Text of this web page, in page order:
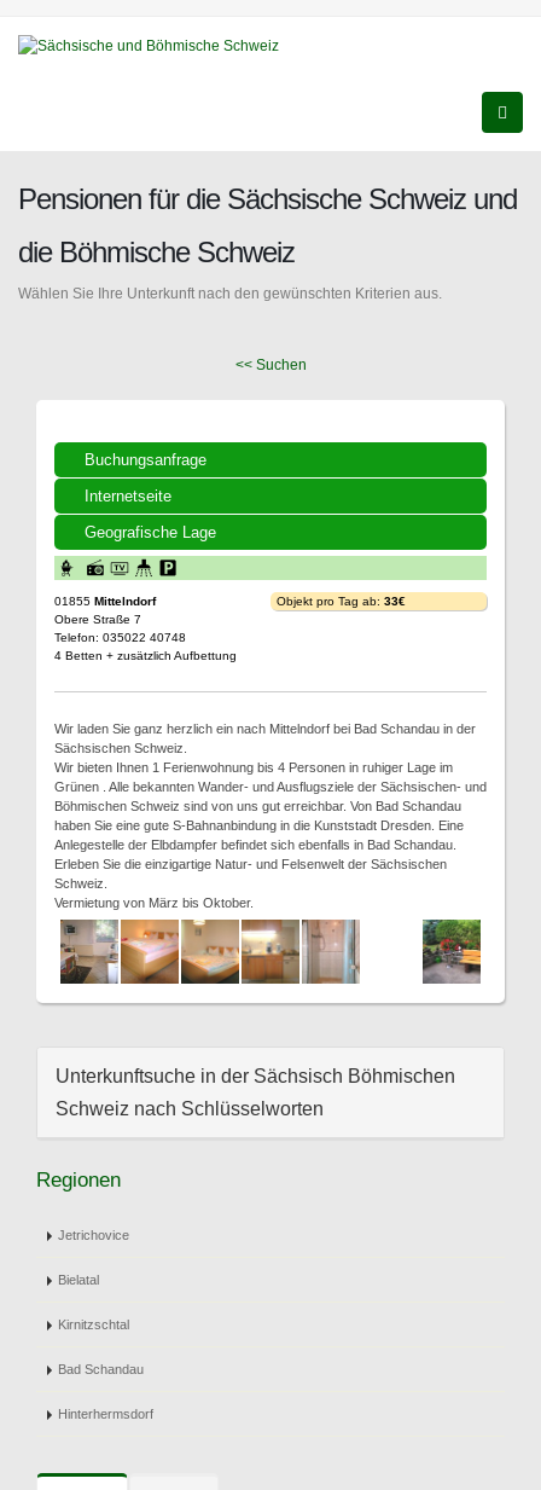
Pensionen für die Sächsische Schweiz und
die Böhmische Schweiz
Wählen Sie Ihre Unterkunft nach den gewünschten Kriterien aus.
<< Suchen
Buchungsanfrage
Internetseite
Geografische Lage
01855 Mittelndorf
Obere Straße 7
Telefon: 035022 40748
4 Betten + zusätzlich Aufbettung
Objekt pro Tag ab: 33€
Wir laden Sie ganz herzlich ein nach Mittelndorf bei Bad Schandau in der
Sächsischen Schweiz.
Wir bieten Ihnen 1 Ferienwohnung bis 4 Personen in ruhiger Lage im
Grünen . Alle bekannten Wander- und Ausflugsziele der Sächsischen- und
Böhmischen Schweiz sind von uns gut erreichbar. Von Bad Schandau
haben Sie eine gute S-Bahnanbindung in die Kunststadt Dresden. Eine
Anlegestelle der Elbdampfer befindet sich ebenfalls in Bad Schandau.
Erleben Sie die einzigartige Natur- und Felsenwelt der Sächsischen
Schweiz.
Vermietung von März bis Oktober.
Unterkunftsuche in der Sächsisch Böhmischen
Schweiz nach Schlüsselworten
Regionen
Jetrichovice
Bielatal
Kirnitzschtal
Bad Schandau
Hinterhermsdorf